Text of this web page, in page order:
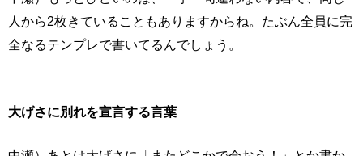
人から2枚きていることもありますからね。たぶん全員に完
全なるテンプレで書いてるんでしょう。
大げさに別れを宣言する言葉